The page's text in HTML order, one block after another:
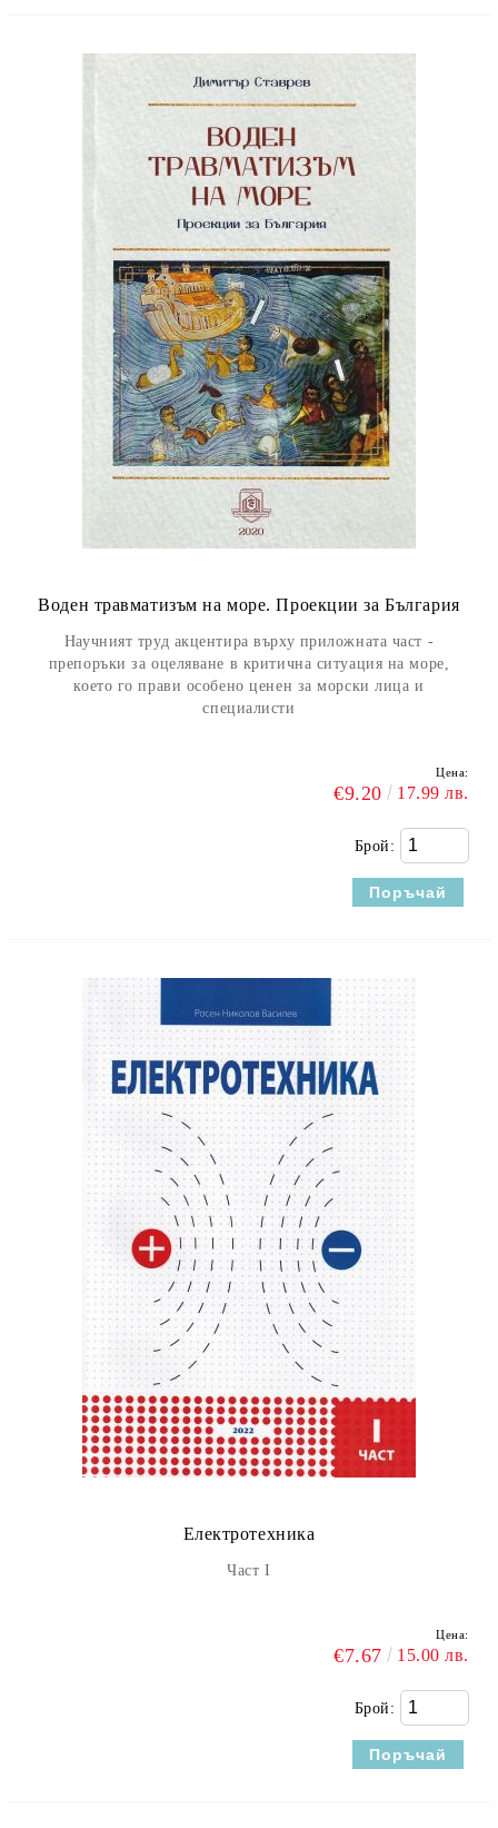
Воден травматизъм на море. Проекции за България
Научният труд акцентира върху приложната част -
препоръки за оцеляване в критична ситуация на море,
което го прави особено ценен за морски лица и
специалисти
Цена:
€9.20 17.99 лв.
Брой:
Електротехника
Част I
Цена:
€7.67 15.00 лв.
Брой: